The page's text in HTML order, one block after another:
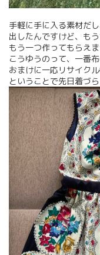
手軽に手に入る素材だ
出したんですけど、も
もう一つ作ってもらえ
こうゆうのって、一番
おまけに一応リサイク
ということで先日着づ